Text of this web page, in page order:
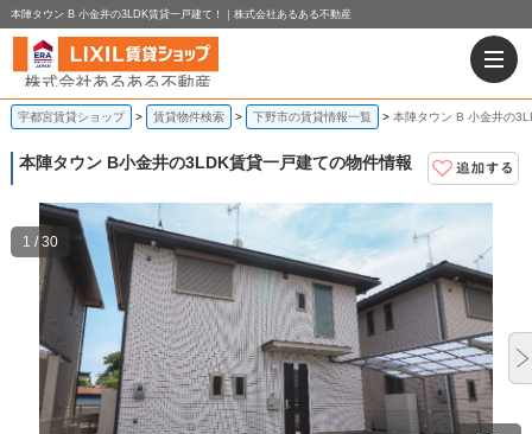
本陣タウン B 小金井の3LDK賃貸一戸建て！｜株式会社あるある不動産
宇都宮賃貸ショップ 賃貸物件検索 下野市の賃貸情報一覧 本陣タウン B 小金井の
本陣タウン B小金井の3LDK賃貸一戸建ての物件情報
1 / 30